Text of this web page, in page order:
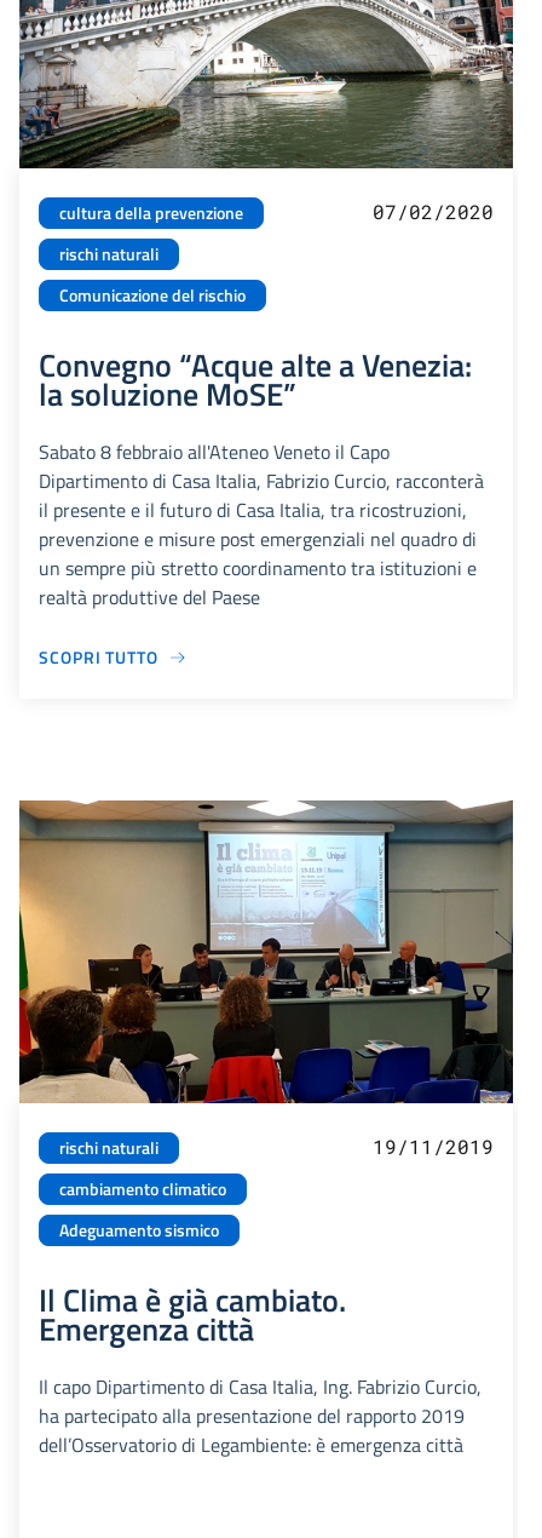
cultura della prevenzione
rischi naturali
Comunicazione del rischio
07/02/2020
Convegno “Acque alte a Venezia:
la soluzione MoSE”
Sabato 8 febbraio all'Ateneo Veneto il Capo
Dipartimento di Casa Italia, Fabrizio Curcio, racconterà
il presente e il futuro di Casa Italia, tra ricostruzioni,
prevenzione e misure post emergenziali nel quadro di
un sempre più stretto coordinamento tra istituzioni e
realtà produttive del Paese
SCOPRI TUTTO
rischi naturali
cambiamento climatico
Adeguamento sismico
19/11/2019
Il Clima è già cambiato.
Emergenza città
Il capo Dipartimento di Casa Italia, Ing. Fabrizio Curcio,
ha partecipato alla presentazione del rapporto 2019
dell’Osservatorio di Legambiente: è emergenza città